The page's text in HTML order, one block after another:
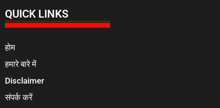
QUICK LINKS
होम
हमारे बारे में
Disclaimer
संपर्क करें